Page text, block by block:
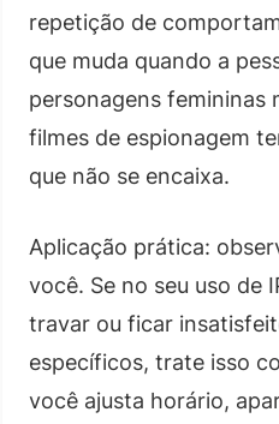
repetição de
que muda quando a
personagens femininas
filmes de espionagem
que não se encaixa.
Aplicação prática:
você. Se no seu uso de
travar ou ficar
específicos, trate isso
você ajusta horário,